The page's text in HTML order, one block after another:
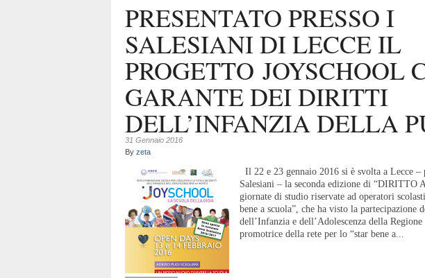
PRESENTATO PRESSO I
SALESIANI DI LECCE IL
PROGETTO JOYSCHOOL
GARANTE DEI DIRITTI
DELL’INFANZIA DELLA
31 Gennaio 2016
By zeta
Il 22 e 23 gennaio 2016 si è svolta a Lecce –
Salesiani – la seconda edizione di “DIRITTO
giornate di studio riservate ad operatori
bene a scuola”, che ha visto la partecipazione
dell’Infanzia e dell’Adolescenza della
promotrice della rete per lo “star bene a...